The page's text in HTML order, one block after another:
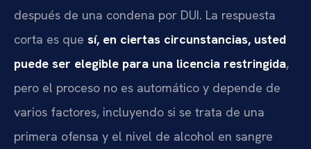
después de una condena por DUI. La respuesta
corta es que sí, en ciertas circunstancias, usted
puede ser elegible para una licencia restringida,
pero el proceso no es automático y depende de
varios factores, incluyendo si se trata de una
primera ofensa y el nivel de alcohol en sangre